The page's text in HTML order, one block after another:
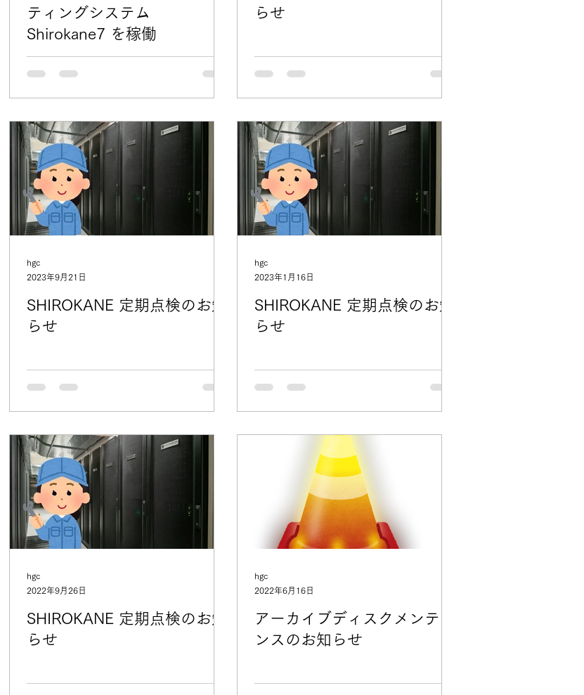
ティングシステム
Shirokane7 を稼働
らせ
SHIROKANE 定期点検のお知
らせ
hgc
2023年9月21日
SHIROKANE 定期点検のお知
らせ
hgc
2023年1月16日
SHIROKANE 定期点検のお知
らせ
hgc
2022年9月26日
アーカイブディスクメンテナ
ンスのお知らせ
hgc
2022年6月16日